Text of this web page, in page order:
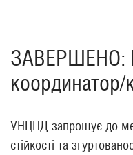
ЗАВЕРШЕНО:
координатор/
УНЦПД запрошує до
стійкості та